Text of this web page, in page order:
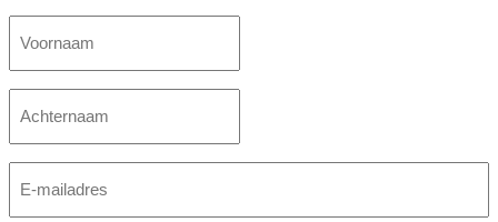
mailadres